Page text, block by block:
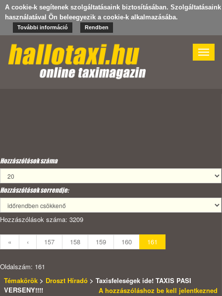
A cookie-k segítenek szolgáltatásaink biztosításában. Szolgáltatásaink
használatával Ön beleegyezik a cookie-k alkalmazásába.
További információ Rendben
Toggle
Hozzászólások száma
Hozzászólások sorrendje:
Hozzászólások száma: 3209
« ‹ 157 158 159 160 161
Oldalszám: 161
Témakörök > Droszt Híradó > Taxisfeleségek ide! TAXIS PASI
VERSENY!!!!
A hozzászóláshoz be kell jelentkezned